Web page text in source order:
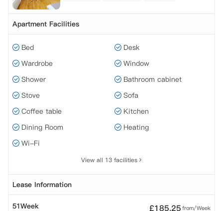
Apartment Facilities
Bed
Desk
Wardrobe
Window
Shower
Bathroom cabinet
Stove
Sofa
Coffee table
Kitchen
Dining Room
Heating
Wi-Fi
View all 13 facilities
Lease Information
51Week £185.25from/Week